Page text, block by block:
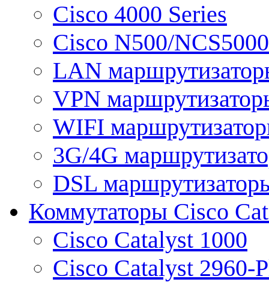
Cisco 4000 Series
Cisco N500/
LAN
VPN
WIFI
3G/4G
DSL
Коммутаторы Cisco
Cisco Catalyst 1000
Cisco Catalyst 2960-